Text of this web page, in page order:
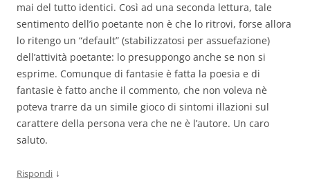
mai del tutto identici. Così ad una seconda lettura, tale
sentimento dell’io poetante non è che lo ritrovi, forse allora
lo ritengo un “default” (stabilizzatosi per assuefazione)
dell’attività poetante: lo presuppongo anche se non si
esprime. Comunque di fantasie è fatta la poesia e di
fantasie è fatto anche il commento, che non voleva nè
poteva trarre da un simile gioco di sintomi illazioni sul
carattere della persona vera che ne è l’autore. Un caro
saluto.
Rispondi ↓